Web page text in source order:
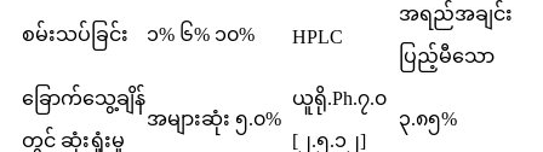
စမ်းသပ်ခြင်း ၁% ၆% ၁၀% HPLC
အရည်အချင်း
ပြည့်မီသော
ခြောက်သွေ့ချိန်
တွင် ဆုံးရှုံးမှု
အများဆုံး ၅.၀%
ယူရို.Ph.၇.၀
[၂.၅.၁၂]
၃.၈၅%